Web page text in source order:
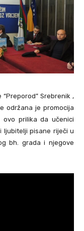
Srebrenik ,
održana je promocija
ovo prilika da učenici
ljubitelji pisane riječi u
bh. grada i njegove